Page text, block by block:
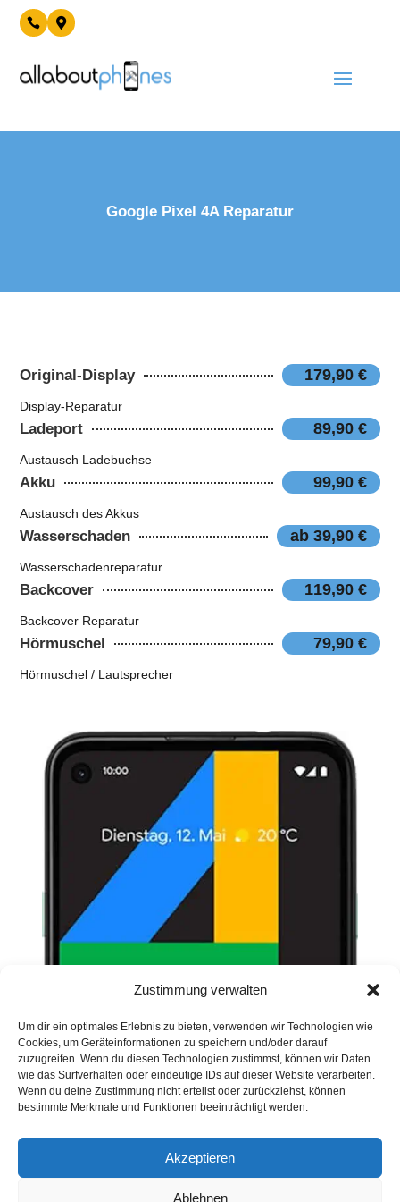
Zustimmung verwalten
Um dir ein optimales Erlebnis zu bieten, verwenden wir Technologien wie
Cookies, um Geräteinformationen zu speichern und/oder darauf
zuzugreifen. Wenn du diesen Technologien zustimmst, können wir Daten
wie das Surfverhalten oder eindeutige IDs auf dieser Website verarbeiten.
Wenn du deine Zustimmung nicht erteilst oder zurückziehst, können
bestimmte Merkmale und Funktionen beeinträchtigt werden.
Akzeptieren
Ablehnen
 
Google Pixel 4A Reparatur
Original-Display 179,90 €
Display-Reparatur
Ladeport 89,90 €
Austausch Ladebuchse
Akku 99,90 €
Austausch des Akkus
Wasserschaden ab 39,90 €
Wasserschadenreparatur
Backcover 119,90 €
Backcover Reparatur
Hörmuschel 79,90 €
Hörmuschel / Lautsprecher